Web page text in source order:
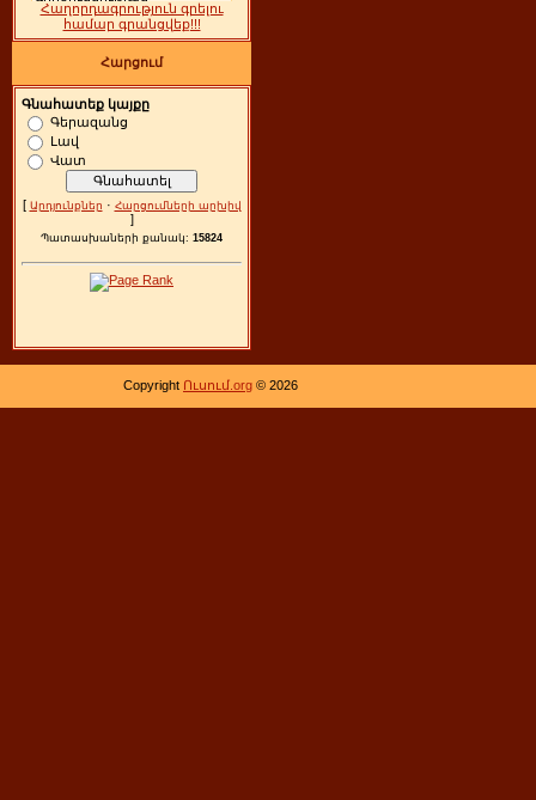
Հաղորդագրություն գրելու
համար գրանցվեք!!!
Հարցում
Գնահատեք կայքը
Գերազանց
Լավ
Վատ
[ Արդյունքներ · Հարցումների արխիվ
]
Պատասխաների քանակ: 15824
Copyright Ուսում.org © 2026